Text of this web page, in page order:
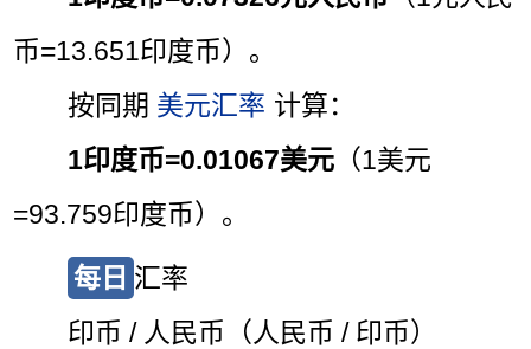
币=13.651印度币）。
按同期 美元汇率 计算：
1印度币=0.01067美元 （1美元
=93.759印度币）。
每日 汇率
印币 / 人民币（人民币 / 印币）